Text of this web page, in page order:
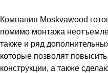
Компания Moskvawood
помимо монтажа
также и ряд
которые позволят
конструкции, а также